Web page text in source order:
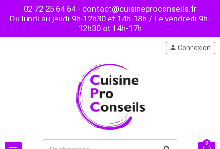
02 72 25 64 64- contact@cuisineproconseils.fr
Du lundi au jeudi 9h-12h30 et 14h-18h / Le vendredi 9h-
12h30 et 14h-17h
person Connexion
0